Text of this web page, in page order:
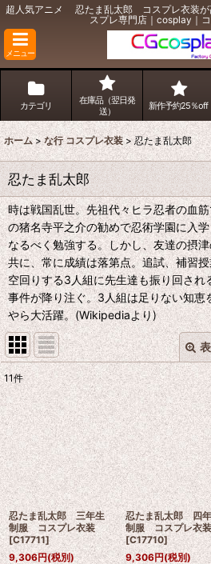
超人気アニメ 忍たま乱太郎 コスプレ衣装が
スプレ専門店｜cosplay｜コ
メニュー
カテゴリ
在庫品（翌日発
送）
新作予約25％off
ホーム > な行 コスプレ衣装 > 忍たま乱太郎
忍たま乱太郎
時は戦国乱世。先祖代々ヒラ忍者の血
の猪名寺平之介の勧めで忍術学園に入
なるべく勉強する。しかし、友達の摂
共に、常に成績は落第点。追試、補習
空回りする3人組に先生達も振り回され
事件が降り注ぐ。3人組は足りない知恵
やら大活躍。(Wikipediaより)
表示数:
並び順:
絞り込む
11件
忍たま乱太郎 三年生
制服 コスプレ衣装
[C17711]
9,306円(税別)
忍たま乱太郎 四
制服 コスプレ衣装
[C17710]
9,306円(税別)